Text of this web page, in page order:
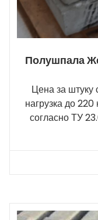
Полушпала
Цена за штуку
нагрузка до
согласно ТУ